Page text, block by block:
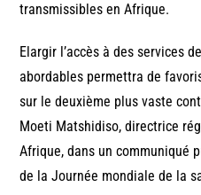
transmissibles en Afrique.
Elargir l’accès à des services
abordables permettra de
sur le deuxième plus vaste
Moeti Matshidiso, directrice
Afrique, dans un communiqué
de la Journée mondiale de la